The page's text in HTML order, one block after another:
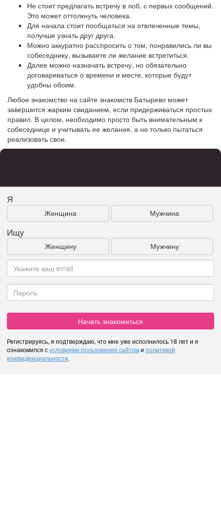
Не стоит предлагать встречу в лоб, с первых сообщений.
Это может оттолкнуть человека.
Для начала стоит пообщаться на отвлеченные темы,
получше узнать друг друга.
Можно аккуратно расспросить о том, понравились ли вы
собеседнику, вызываете ли желание встретиться.
Далее можно назначать встречу, но обязательно
договариваться о времени и месте, которые будут
удобны обоим.
Любое знакомство на сайте знакомств Батырево может
завершится жарким свиданием, если придерживаться простых
правил. В целом, необходимо просто быть внимательным к
собеседнице и учитывать ее желания, а не только пытаться
реализовать свои.
Я
Женщина Мужчина
Ищу
Женщину Мужчину
Начать знакомиться
Регистрируясь, я подтверждаю, что мне уже исполнилось 18 лет и я
ознакомился сусловиями пользования сайтоми политикой
конфиденциальности.